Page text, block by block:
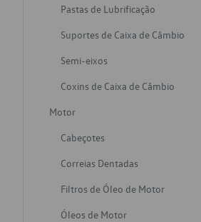
Pastas de Lubrificação
Suportes de Caixa de Câmbio
Semi-eixos
Coxins de Caixa de Câmbio
Motor
Cabeçotes
Correias Dentadas
Filtros de Óleo de Motor
Óleos de Motor